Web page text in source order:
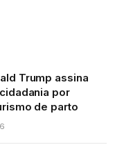
Trump assina
por
de parto